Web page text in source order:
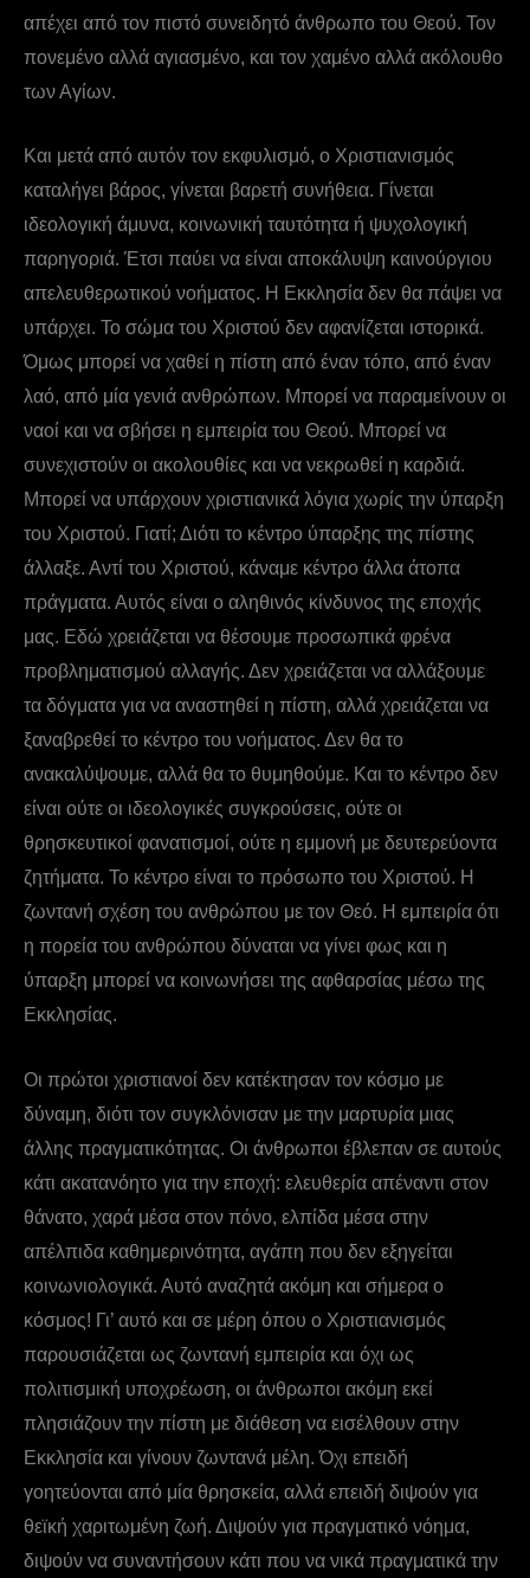
απέχει από τον πιστό συνειδητό άνθρωπο του Θεού. Τον
πονεμένο αλλά αγιασμένο, και τον χαμένο αλλά ακόλουθο
των Αγίων.
Και μετά από αυτόν τον εκφυλισμό, ο Χριστιανισμός
καταλήγει βάρος, γίνεται βαρετή συνήθεια. Γίνεται
ιδεολογική άμυνα, κοινωνική ταυτότητα ή ψυχολογική
παρηγοριά. Έτσι παύει να είναι αποκάλυψη καινούργιου
απελευθερωτικού νοήματος. Η Εκκλησία δεν θα πάψει να
υπάρχει. Το σώμα του Χριστού δεν αφανίζεται ιστορικά.
Όμως μπορεί να χαθεί η πίστη από έναν τόπο, από έναν
λαό, από μία γενιά ανθρώπων. Μπορεί να παραμείνουν οι
ναοί και να σβήσει η εμπειρία του Θεού. Μπορεί να
συνεχιστούν οι ακολουθίες και να νεκρωθεί η καρδιά.
Μπορεί να υπάρχουν χριστιανικά λόγια χωρίς την ύπαρξη
του Χριστού. Γιατί; Διότι το κέντρο ύπαρξης της πίστης
άλλαξε. Αντί του Χριστού, κάναμε κέντρο άλλα άτοπα
πράγματα. Αυτός είναι ο αληθινός κίνδυνος της εποχής
μας. Εδώ χρειάζεται να θέσουμε προσωπικά φρένα
προβληματισμού αλλαγής. Δεν χρειάζεται να αλλάξουμε
τα δόγματα για να αναστηθεί η πίστη, αλλά χρειάζεται να
ξαναβρεθεί το κέντρο του νοήματος. Δεν θα το
ανακαλύψουμε, αλλά θα το θυμηθούμε. Και το κέντρο δεν
είναι ούτε οι ιδεολογικές συγκρούσεις, ούτε οι
θρησκευτικοί φανατισμοί, ούτε η εμμονή με δευτερεύοντα
ζητήματα. Το κέντρο είναι το πρόσωπο του Χριστού. Η
ζωντανή σχέση του ανθρώπου με τον Θεό. Η εμπειρία ότι
η πορεία του ανθρώπου δύναται να γίνει φως και η
ύπαρξη μπορεί να κοινωνήσει της αφθαρσίας μέσω της
Εκκλησίας.
Οι πρώτοι χριστιανοί δεν κατέκτησαν τον κόσμο με
δύναμη, διότι τον συγκλόνισαν με την μαρτυρία μιας
άλλης πραγματικότητας. Οι άνθρωποι έβλεπαν σε αυτούς
κάτι ακατανόητο για την εποχή: ελευθερία απέναντι στον
θάνατο, χαρά μέσα στον πόνο, ελπίδα μέσα στην
απέλπιδα καθημερινότητα, αγάπη που δεν εξηγείται
κοινωνιολογικά. Αυτό αναζητά ακόμη και σήμερα ο
κόσμος! Γι’ αυτό και σε μέρη όπου ο Χριστιανισμός
παρουσιάζεται ως ζωντανή εμπειρία και όχι ως
πολιτισμική υποχρέωση, οι άνθρωποι ακόμη εκεί
πλησιάζουν την πίστη με διάθεση να εισέλθουν στην
Εκκλησία και γίνουν ζωντανά μέλη. Όχι επειδή
γοητεύονται από μία θρησκεία, αλλά επειδή διψούν για
θεϊκή χαριτωμένη ζωή. Διψούν για πραγματικό νόημα,
διψούν να συναντήσουν κάτι που να νικά πραγματικά την